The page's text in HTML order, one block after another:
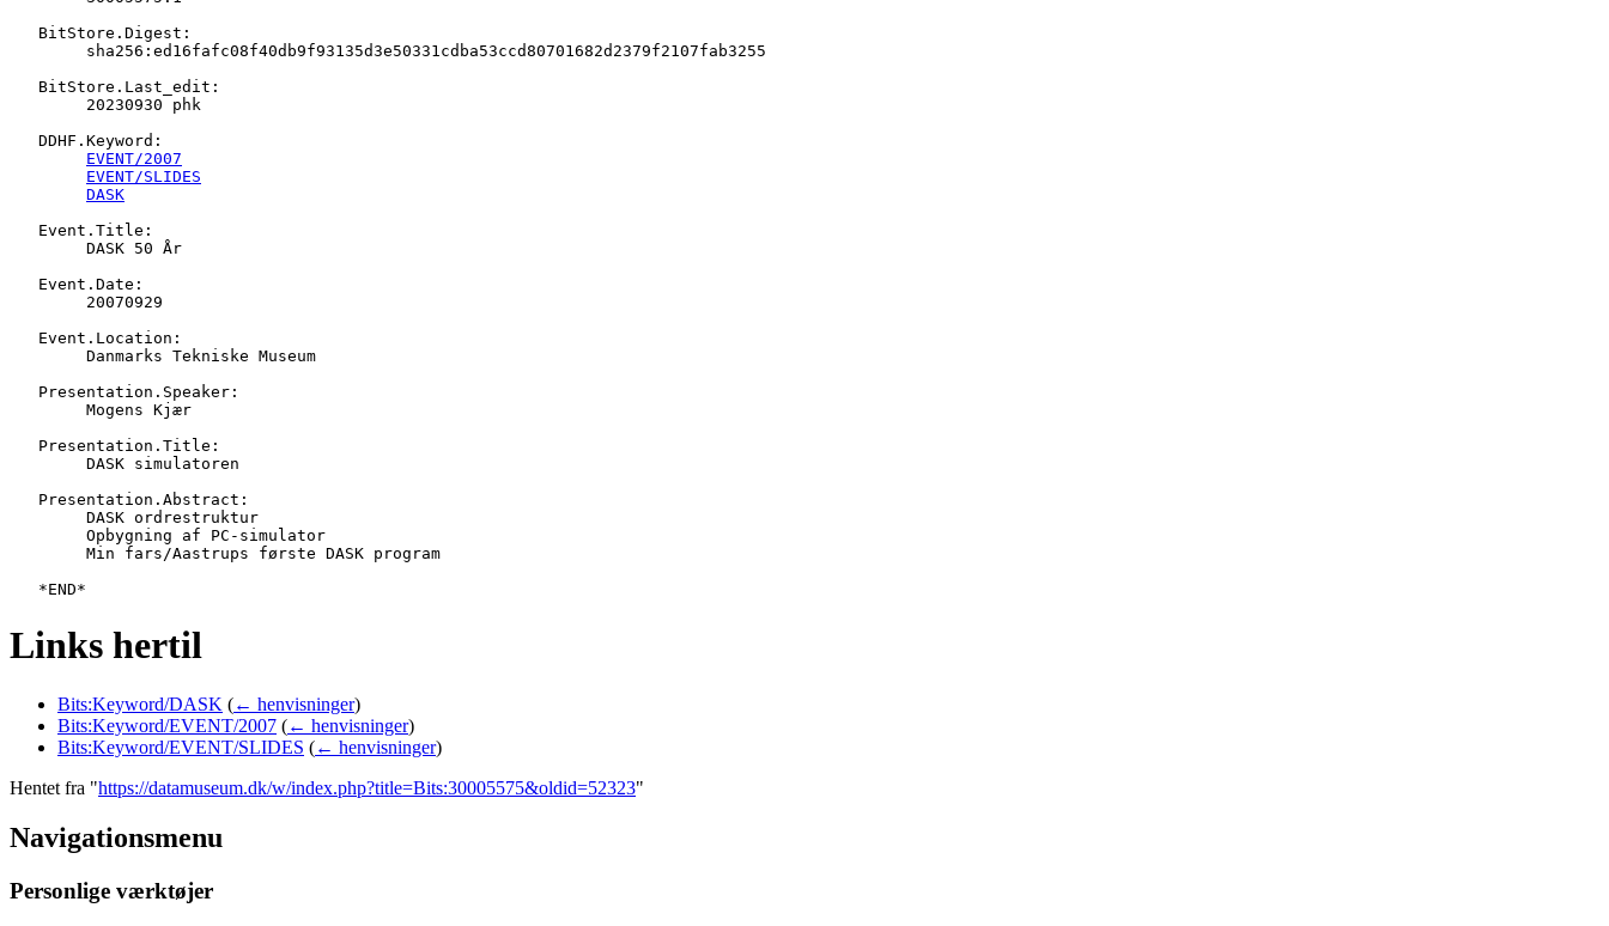
   BitStore.Digest:
   BitStore.Last_edit:
   DDHF.Keyword:
EVENT/2007
EVENT/SLIDES
DASK
   Event.Title:
   Event.Date:
   Event.Location:
   Presentation.Speaker:
   Presentation.Title:
   Presentation.Abstract:
Links hertil
Bits:Keyword/DASK (← henvisninger)
Bits:Keyword/EVENT/2007 (← henvisninger)
Bits:Keyword/EVENT/SLIDES (← henvisninger)
Hentet fra "https://datamuseum.dk/w/index.php?title=Bits:30005575&oldid=52323"
Navigationsmenu
Personlige værktøjer